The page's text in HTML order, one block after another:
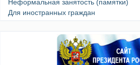
Неформальная занятость (памятки)
Для иностранных граждан